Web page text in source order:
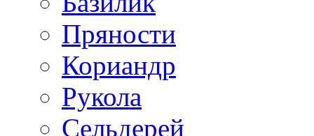
Пряности
Кориандр
Рукола
Сельдерей